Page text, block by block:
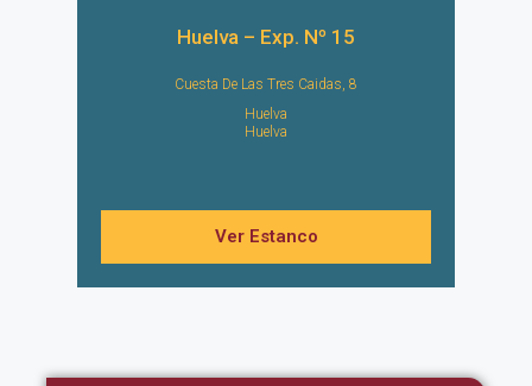
Huelva – Exp. Nº 15
Cuesta De Las Tres Caidas, 8
Huelva
Huelva
Ver Estanco